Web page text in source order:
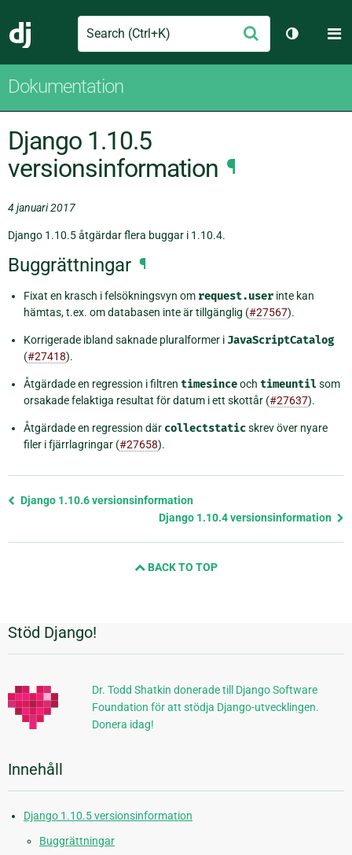
Django
Search Skicka
Växla
Dokumentation
Django 1.10.5
versionsinformation ¶
4 januari 2017
Django 1.10.5 åtgärdar flera buggar i 1.10.4.
Buggrättningar ¶
Fixat en krasch i felsökningsvyn om request.user inte kan
hämtas, t.ex. om databasen inte är tillgänglig (#27567).
Korrigerade ibland saknade pluralformer iJavaScriptCatalog
(#27418).
Åtgärdade en regression i filtren timesinceoch timeuntilsom
orsakade felaktiga resultat för datum i ett skottår (#27637).
Åtgärdade en regression där collectstaticskrev över nyare
filer i fjärrlagringar (#27658).
Föregående
Django 1.10.6 versionsinformation
Django 1.10.4 versionsinformation
BACK TO TOP
Ytterligare
information
Stöd Django!
Dr. Todd Shatkin donerade till Django Software
Foundation för att stödja Django-utvecklingen.
Donera idag!
Innehåll
Django 1.10.5 versionsinformation
Buggrättningar